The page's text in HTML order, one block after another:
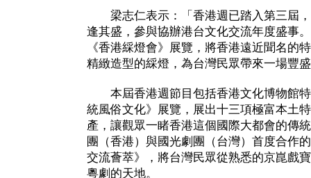
梁志仁表示：「香港週已踏入第三屆，
逢其盛，參與協辦港台文化交流年度盛事
《香港綵燈會》展覽，將香港遠近聞名的
精緻造型的綵燈，為台灣民眾帶來一場豐
本屆香港週節目包括香港文化博物館
統風俗文化》展覽，展出十三項極富本土
產，讓觀眾一睹香港這個國際大都會的傳
團（香港）與國光劇團（台灣）首度合作
交流薈萃》，將台灣民眾從熟悉的京崑戲
粵劇的天地。